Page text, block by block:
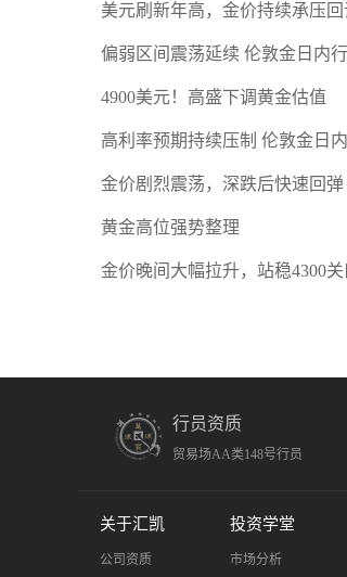
美元刷新年高，金价持续承压回
偏弱区间震荡延续 伦敦金日内
4900美元！高盛下调黄金估值
高利率预期持续压制 伦敦金日
金价剧烈震荡，深跌后快速回弹
黄金高位强势整理
金价晚间大幅拉升，站稳4300关
行员资质
贸易场AA类148号行员
关于汇凯
公司资质
投资学堂
市场分析